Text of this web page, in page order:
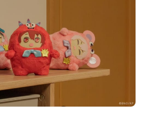
A3! SEASON SPRIN
G ＆ SUMMER
碓氷真澄
うちタマ?! ～うちの
タマ知りませんか？